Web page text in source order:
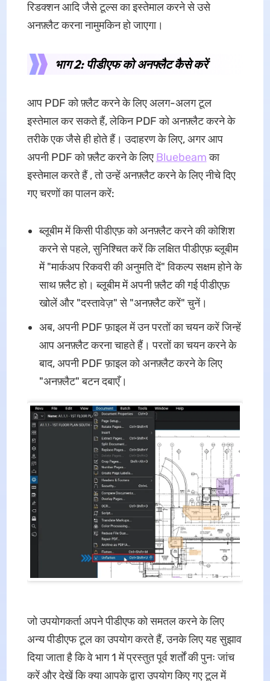
रिडक्शन आदि जैसे टूल्स का इस्तेमाल करने से उसे
अनफ़्लैट करना नामुमकिन हो जाएगा।
भाग 2: पीडीएफ को अनफ्लैट कैसे करें
आप PDF को फ़्लैट करने के लिए अलग-अलग टूल
इस्तेमाल कर सकते हैं, लेकिन PDF को अनफ़्लैट करने के
तरीके एक जैसे ही होते हैं। उदाहरण के लिए, अगर आप
अपनी PDF को फ़्लैट करने के लिए Bluebeamका
इस्तेमाल करते हैं , तो उन्हें अनफ़्लैट करने के लिए नीचे दिए
गए चरणों का पालन करें:
ब्लूबीम में किसी पीडीएफ़ को अनफ़्लैट करने की कोशिश
करने से पहले, सुनिश्चित करें कि लक्षित पीडीएफ़ ब्लूबीम
में "मार्कअप रिकवरी की अनुमति दें" विकल्प सक्षम होने के
साथ फ़्लैट हो। ब्लूबीम में अपनी फ़्लैट की गई पीडीएफ़
खोलें और "दस्तावेज़" से "अनफ़्लैट करें" चुनें।
अब, अपनी PDF फ़ाइल में उन परतों का चयन करें जिन्हें
आप अनफ़्लैट करना चाहते हैं। परतों का चयन करने के
बाद, अपनी PDF फ़ाइल को अनफ़्लैट करने के लिए
"अनफ़्लैट" बटन दबाएँ।
जो उपयोगकर्ता अपने पीडीएफ को समतल करने के लिए
अन्य पीडीएफ टूल का उपयोग करते हैं, उनके लिए यह सुझाव
दिया जाता है कि वे भाग 1 में प्रस्तुत पूर्व शर्तों की पुनः जांच
करें और देखें कि क्या आपके द्वारा उपयोग किए गए टूल में